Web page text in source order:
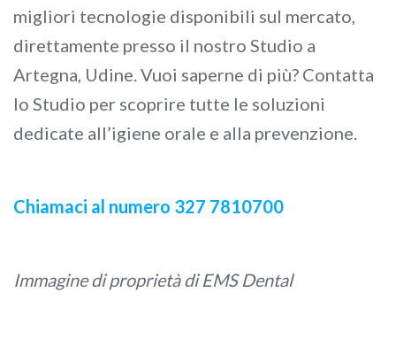
migliori tecnologie disponibili sul mercato,
direttamente presso il nostro Studio a
Artegna, Udine. Vuoi saperne di più? Contatta
lo Studio per scoprire tutte le soluzioni
dedicate all’igiene orale e alla prevenzione.
Chiamaci al numero 327 7810700
Immagine di proprietà di EMS Dental